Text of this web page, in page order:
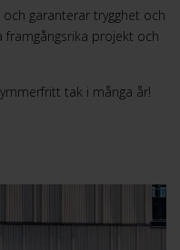
garanterar trygghet och
framgångsrika projekt och
tak i många år!